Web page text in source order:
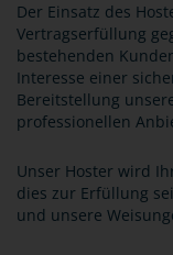
Der Einsatz des
Vertragserfüllung
bestehenden
Interesse einer
Bereitstellung
professionellen
Unser Hoster wird
dies zur Erfüllung
und unsere